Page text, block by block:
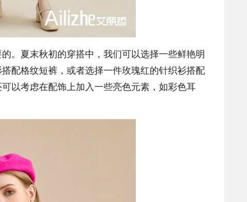
夏末秋初的穿搭中，我们可以选择一些鲜艳明
配格纹短裤，或者选择一件玫瑰红的针织衫搭配
以考虑在配饰上加入一些亮色元素，如彩色耳